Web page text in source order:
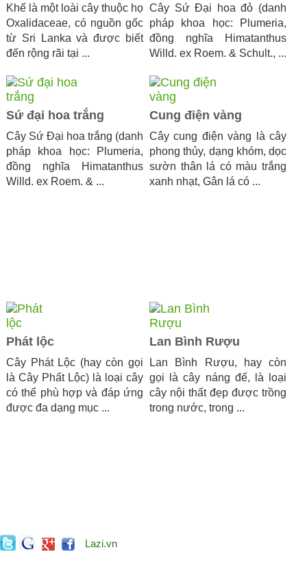
Khế là một loài cây thuộc họ
Oxalidaceae, có nguồn gốc
từ Sri Lanka và được biết
đến rộng rãi tại ...
Cây Sứ Đại hoa đỏ (danh
pháp khoa học: Plumeria,
đồng nghĩa Himatanthus
Willd. ex Roem. & Schult., ...
Sứ đại hoa trắng
Cây Sứ Đại hoa trắng (danh
pháp khoa học: Plumeria,
đồng nghĩa Himatanthus
Willd. ex Roem. & ...
Cung điện vàng
Cây cung điện vàng là cây
phong thủy, dạng khóm, dọc
sườn thân lá có màu trắng
xanh nhạt, Gân lá có ...
Phát lộc
Cây Phát Lộc (hay còn gọi
là Cây Phất Lộc) là loại cây
có thể phù hợp và đáp ứng
được đa dạng mục ...
Lan Bình Rượu
Lan Bình Rượu, hay còn
gọi là cây náng đế, là loại
cây nội thất đẹp được trồng
trong nước, trong ...
Lazi.vn